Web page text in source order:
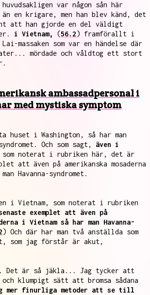
var någon sån här
en krigare, men han blev känd, det
att han gjorde en del väldigt
i Vietnam, (56.2) framförallt i
massaken som var en händelse där
mördade och våldtog ett stort
ambassadpersonal i
med mystiska symptom
huset i Washington, så har man
Och som sagt, även i
noterat i rubriken här, det är
att även på amerikanska mosaderna
Havanna-syndromet.
i Vietnam, som noterat i rubriken
exemplet att även på
i Vietnam så har man Havanna-
) Och där har man två anställda som
som jag förstår är akut,
Det är så jäkla... Jag tycker att
klumpigt sätt att bromsa sådana
mer finurliga metoder att se till